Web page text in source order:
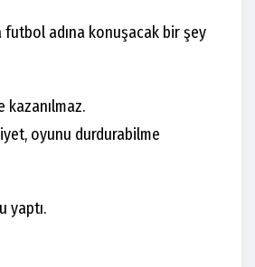
adına konuşacak bir şey
kazanılmaz.
oyunu durdurabilme
yaptı.